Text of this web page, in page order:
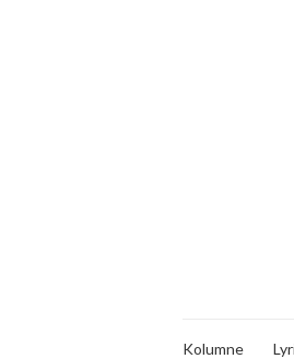
Kolumne